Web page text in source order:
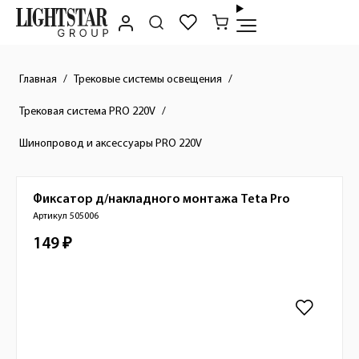
Главная Трековые системы освещения
Трековая система PRO 220V
Шинопровод и аксессуары PRO 220V
Краткое описание товара
Фиксатор д/накладного монтажа Teta Pro
Артикул 505006
Стоимость товара
149 ₽